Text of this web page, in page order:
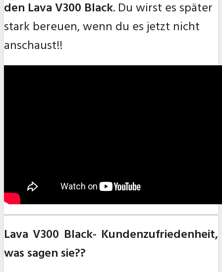
den Lava V300 Black. Du wirst es später
stark bereuen, wenn du es jetzt nicht
anschaust!!
Lava V300 Black- Kundenzufriedenheit,
was sagen sie??